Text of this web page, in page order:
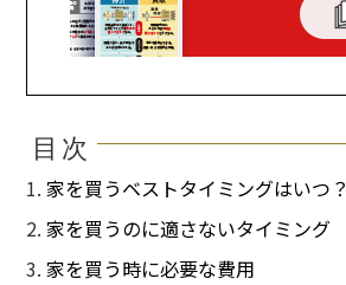
目次
家を買うベストタイミングはいつ？
家を買うのに適さないタイミング
家を買う時に必要な費用